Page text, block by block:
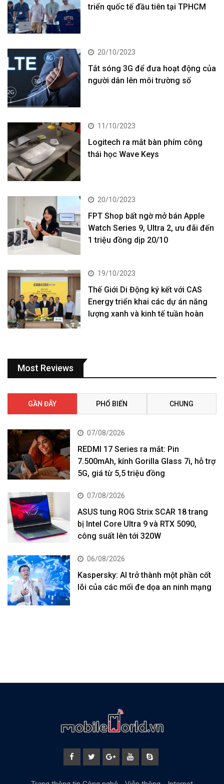
triển quốc tế đầu tiên tại TPHCM
20/10/2023
Tắt sóng 3G để đưa hoạt động của
người dân lên môi trường số
11/10/2023
Logitech ra mắt bàn phím công
thái học Wave Keys
20/10/2023
FPT Shop bất ngờ mở bán Apple
Watch Series 9, Ultra 2, ưu đãi đến
1 triệu đồng dịp 20/10
19/10/2023
Thế Giới Di Động ký kết với CAS
Energy triển khai các dự án năng
lượng xanh và kinh tế tuần hoàn
Most Reviews
GẦN ĐÂY PHỔ BIẾN CHUNG
07/08/2026
REDMI 17 Series ra mắt: Pin
7.500mAh, kính Gorilla Glass 7i, hỗ trợ
5G, giá từ 5,5 triệu đồng
07/08/2026
ASUS tung ROG Strix SCAR 18 trang
bị Intel Core Ultra 9 và RTX 5090,
công suất lên tới 320W
06/08/2026
Kaspersky: AI trở thành một phần cốt
lõi của các mối đe dọa an ninh mạng